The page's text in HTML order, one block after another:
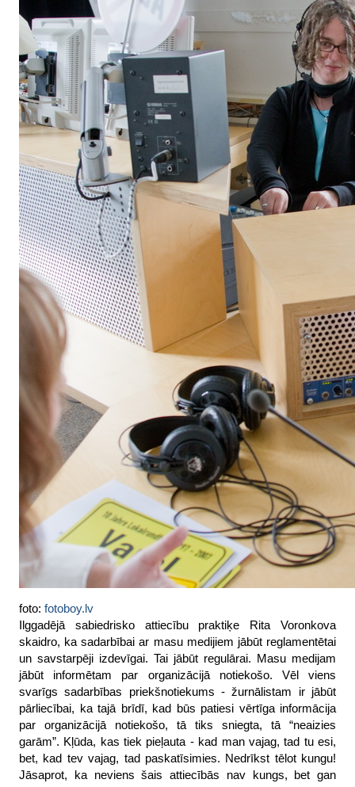
foto: fotoboy.lv
Ilggadējā sabiedrisko attiecību praktiķe Rita Voronkova
skaidro, ka sadarbībai ar masu medijiem jābūt reglamentētai
un savstarpēji izdevīgai. Tai jābūt regulārai. Masu medijam
jābūt informētam par organizācijā notiekošo. Vēl viens
svarīgs sadarbības priekšnotiekums - žurnālistam ir jābūt
pārliecībai, ka tajā brīdī, kad būs patiesi vērtīga informācija
par organizācijā notiekošo, tā tiks sniegta, tā “neaizies
garām”. Kļūda, kas tiek pieļauta - kad man vajag, tad tu esi,
bet, kad tev vajag, tad paskatīsimies. Nedrīkst tēlot kungu!
Jāsaprot, ka neviens šais attiecībās nav kungs, bet gan